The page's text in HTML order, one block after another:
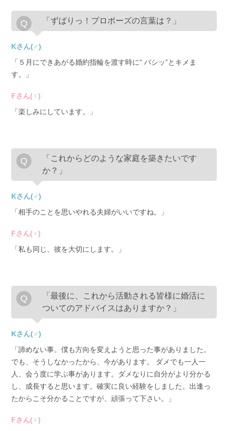
「ずばりっ！プロポーズの言葉は？」
Kさん(♂)
「５月にできあがる婚約指輪を渡す時に“ バシッ”とキメま
す。」
Fさん(♀)
「楽しみにしています。」
「これからどのような家庭を築きたいです
か？」
Kさん(♂)
「相手のことを思いやれる夫婦がいいですね。」
Fさん(♀)
「私も同じ、彼を大切にします。」
「最後に、これから活動される皆様に婚活に
ついてのアドバイスはありますか？」
Kさん(♂)
「諦めない事。僕も方向を変えようと思った事がありました。
でも、そうしなかったから、今があります。 ダメでも一人一
人、会う度に学ぶ事があります。ダメなりに自分がより分かる
し、成長すると思います。確実に良い経験をしました。出逢っ
たからこそ分かることですが、頑張って下さい。」
Fさん(♀)